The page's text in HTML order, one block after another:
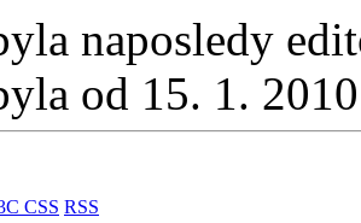
naposledy
od 15. 1.
CSS RSS